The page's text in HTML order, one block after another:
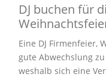
DJ buchen für
Eine DJ Firmenfeier,
gute Abwechslung
weshalb sich eine